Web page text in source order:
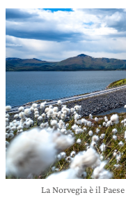
La Norvegia è il